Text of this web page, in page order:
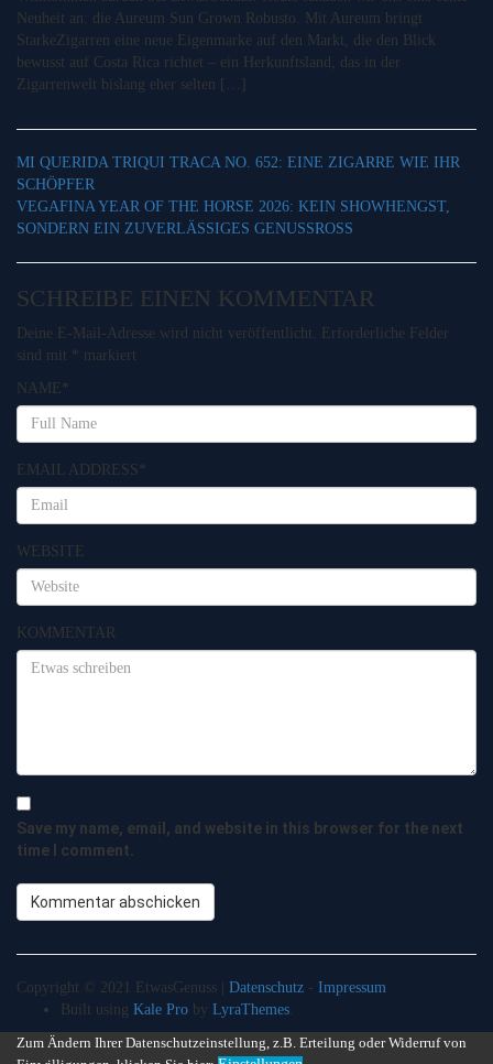
Neuheit an: die Aureum Sun Grown Robusto. Mit Aureum bringt
StarkeZigarren eine neue Eigenmarke auf den Markt, die den Blick
bewusst auf Costa Rica richtet – ein Herkunftsland, das in der
Zigarrenwelt bislang eher selten […]
MI QUERIDA TRIQUI TRACA NO. 652: EINE ZIGARRE WIE IHR
SCHÖPFER
VEGAFINA YEAR OF THE HORSE 2026: KEIN SHOWHENGST,
SONDERN EIN ZUVERLÄSSIGES GENUSSROSS
SCHREIBE EINEN KOMMENTAR
Deine E-Mail-Adresse wird nicht veröffentlicht.
Erforderliche Felder
sind mit * markiert
NAME *
EMAIL ADDRESS*
WEBSITE
KOMMENTAR
Save my name, email, and website in this browser for the next
time I comment.
Copyright © 2021 EtwasGenuss | Datenschutz - Impressum
Built using Kale Pro by LyraThemes
Zum Ändern Ihrer Datenschutzeinstellung, z.B. Erteilung oder Widerruf von